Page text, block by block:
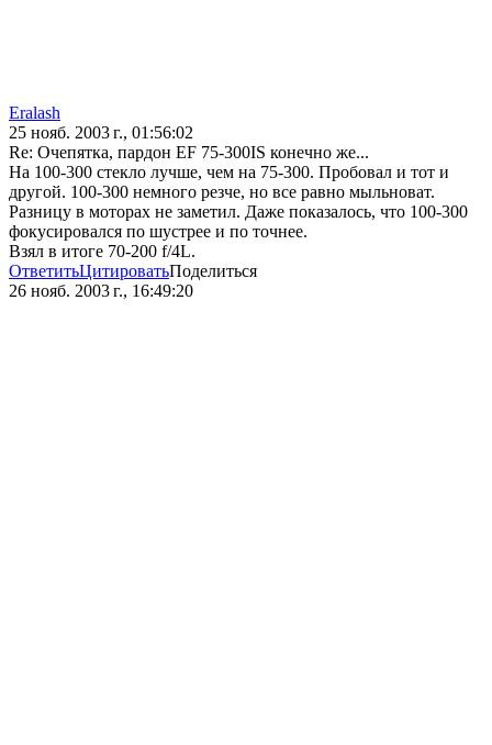
Eralash
25 нояб. 2003 г., 01:56:02
Re: Очепятка, пардон EF 75-300IS конечно же...
На 100-300 стекло лучше, чем на 75-300. Пробовал и тот и
другой. 100-300 немного резче, но все равно мыльноват.
Разницу в моторах не заметил. Даже показалось, что 100-300
фокусировался по шустрее и по точнее.
Взял в итоге 70-200 f/4L.
ОтветитьЦитироватьПоделиться
26 нояб. 2003 г., 16:49:20